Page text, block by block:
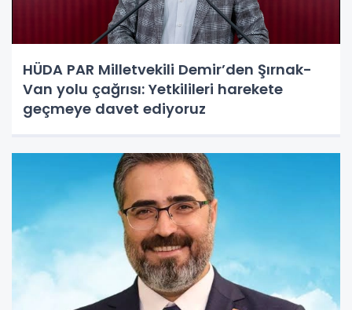
HÜDA PAR Milletvekili Demir’den Şırnak-
Van yolu çağrısı: Yetkilileri harekete
geçmeye davet ediyoruz